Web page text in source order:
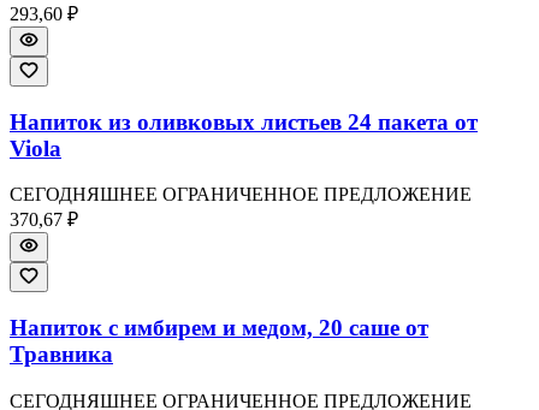
293,60 ₽
Напиток из оливковых листьев 24 пакета от
Viola
СЕГОДНЯШНЕЕ ОГРАНИЧЕННОЕ ПРЕДЛОЖЕНИЕ
370,67 ₽
Напиток с имбирем и медом, 20 саше от
Травника
СЕГОДНЯШНЕЕ ОГРАНИЧЕННОЕ ПРЕДЛОЖЕНИЕ